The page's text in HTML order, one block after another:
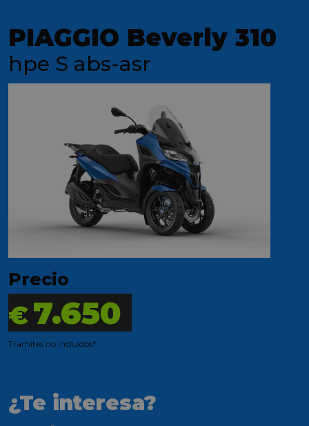
¿Te interesa?
PIAGGIO Beverly 310
hpe S abs-asr
Precio
€7.650
Tramites no incluidos*